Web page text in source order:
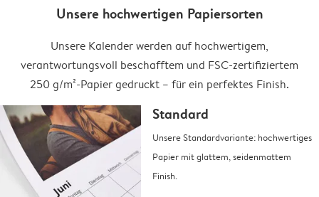
Unsere hochwertigen Papiersorten
Unsere Kalender werden auf hochwertigem,
verantwortungsvoll beschafftem und FSC-zertifiziertem
250 g/m²-Papier gedruckt – für ein perfektes Finish.
Standard
Unsere Standardvariante: hochwertiges
Papier mit glattem, seidenmattem
Finish.